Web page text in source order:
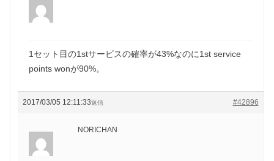
1セット目の1stサービスの確率が43%なのに1st service
points wonが90%。
2017/03/05 12:11:33 #42896
返信
NORICHAN